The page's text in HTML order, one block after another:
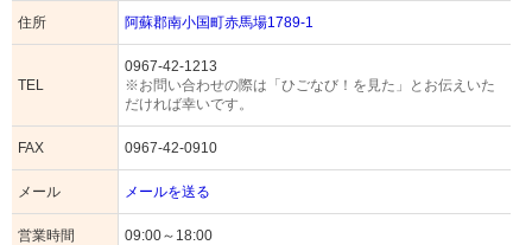
住所 阿蘇郡南小国町赤馬場1789-1
TEL
0967-42-1213
※お問い合わせの際は「ひごなび！を見た」とお伝えいた
だければ幸いです。
FAX 0967-42-0910
メール メールを送る
営業時間 09:00～18:00